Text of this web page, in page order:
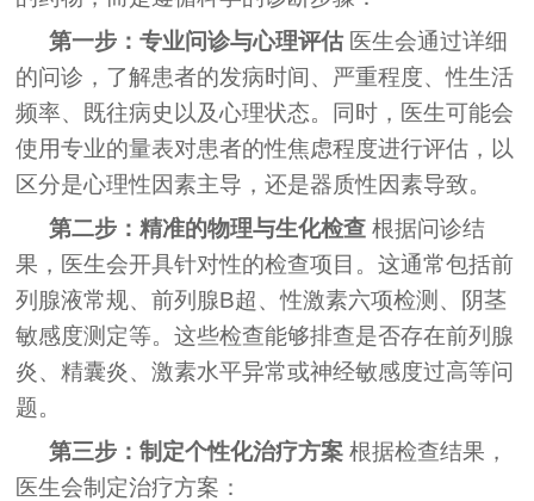
第一步：专业问诊与心理评估医生会通过详细
的问诊，了解患者的发病时间、严重程度、性生活
频率、既往病史以及心理状态。同时，医生可能会
使用专业的量表对患者的性焦虑程度进行评估，以
区分是心理性因素主导，还是器质性因素导致。
第二步：精准的物理与生化检查 根据问诊结
果，医生会开具针对性的检查项目。这通常包括前
列腺液常规、前列腺B超、性激素六项检测、阴茎
敏感度测定等。这些检查能够排查是否存在前列腺
炎、精囊炎、激素水平异常或神经敏感度过高等问
题。
第三步：制定个性化治疗方案 根据检查结果，
医生会制定治疗方案：